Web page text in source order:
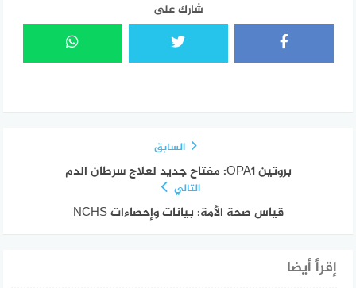
شارك على
السابق
بروتين OPA1: مفتاح جديد لعلاج سرطان الدم
التالي
قياس صحة الأمة: بيانات وإحصاءات NCHS
إقرأ أيضا